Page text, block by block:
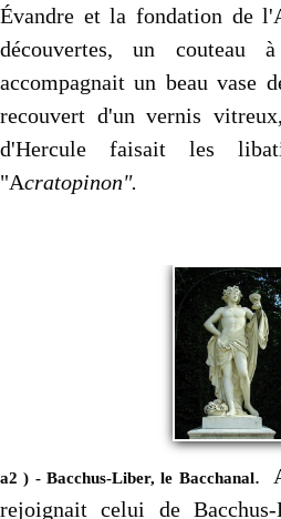
Évandre et la fondation de
découvertes, un couteau
accompagnait un beau vase
recouvert d'un vernis
d'Hercule faisait les
"Acratopinon".
a2 ) - Bacchus-Liber, le Bacchanal.
rejoignait celui de